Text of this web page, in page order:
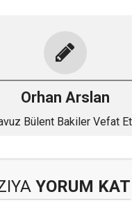
Orhan Arslan
Bülent Bakiler Vefat
YORUM KAT